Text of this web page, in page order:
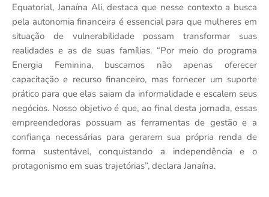
Equatorial, Janaína Ali, destaca que nesse contexto a busca
pela autonomia financeira é essencial para que mulheres em
situação de vulnerabilidade possam transformar suas
realidades e as de suas famílias. “Por meio do programa
Energia Feminina, buscamos não apenas oferecer
capacitação e recurso financeiro, mas fornecer um suporte
prático para que elas saiam da informalidade e escalem seus
negócios. Nosso objetivo é que, ao final desta jornada, essas
empreendedoras possuam as ferramentas de gestão e a
confiança necessárias para gerarem sua própria renda de
forma sustentável, conquistando a independência e o
protagonismo em suas trajetórias”, declara Janaína.